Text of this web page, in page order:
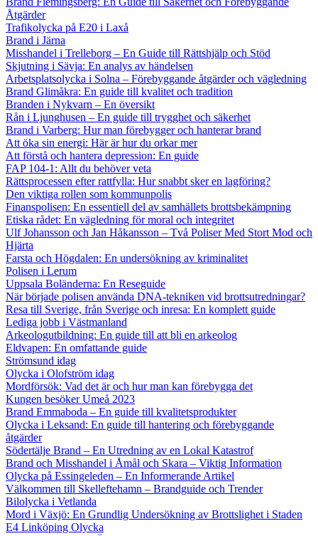
Åtgärder
Trafikolycka på E20 i Laxå
Brand i Järna
Misshandel i Trelleborg – En Guide till Rättshjälp och Stöd
Skjutning i Sävja: En analys av händelsen
Arbetsplatsolycka i Solna – Förebyggande åtgärder och vägledning
Brand Glimåkra: En guide till kvalitet och tradition
Branden i Nykvarn – En översikt
Rån i Ljunghusen – En guide till trygghet och säkerhet
Brand i Varberg: Hur man förebygger och hanterar brand
Att öka sin energi: Här är hur du orkar mer
Att förstå och hantera depression: En guide
FAP 104-1: Allt du behöver veta
Rättsprocessen efter rattfylla: Hur snabbt sker en lagföring?
Den viktiga rollen som kommunpolis
Finanspolisen: En essentiell del av samhällets brottsbekämpning
Etiska rådet: En vägledning för moral och integritet
Ulf Johansson och Jan Håkansson – Två Poliser Med Stort Mod och
Hjärta
Farsta och Högdalen: En undersökning av kriminalitet
Polisen i Lerum
Uppsala Boländerna: En Reseguide
När började polisen använda DNA-tekniken vid brottsutredningar?
Resa till Sverige, från Sverige och inresa: En komplett guide
Lediga jobb i Västmanland
Arkeologutbildning: En guide till att bli en arkeolog
Eldvapen: En omfattande guide
Strömsund idag
Olycka i Olofström idag
Mordförsök: Vad det är och hur man kan förebygga det
Kungen besöker Umeå 2023
Brand Emmaboda – En guide till kvalitetsprodukter
Olycka i Leksand: En guide till hantering och förebyggande
åtgärder
Södertälje Brand – En Utredning av en Lokal Katastrof
Brand och Misshandel i Åmål och Skara – Viktig Information
Olycka på Essingeleden – En Informerande Artikel
Välkommen till Skelleftehamn – Brandguide och Trender
Bilolycka i Vetlanda
Mord i Växjö: En Grundlig Undersökning av Brottslighet i Staden
E4 Linköping Olycka